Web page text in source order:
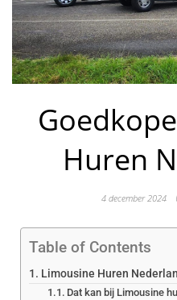
Huren
4 december 2024
Table of Contents
Limousine Huren
Dat kan bij Limousine